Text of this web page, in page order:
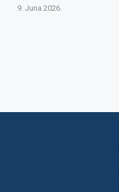
9. Juna 2026.